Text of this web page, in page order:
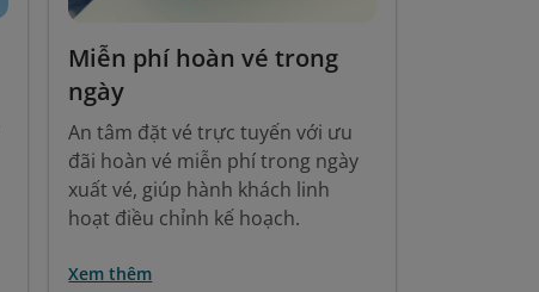
Miễn phí hoàn vé trong
ngày
An tâm đặt vé trực tuyến với ưu
đãi hoàn vé miễn phí trong ngày
xuất vé, giúp hành khách linh
hoạt điều chỉnh kế hoạch.
Xem thêm